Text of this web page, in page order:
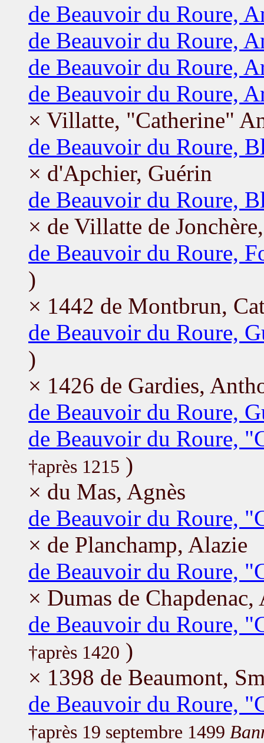
de Beauvoir du Roure,
de Beauvoir du Roure,
de Beauvoir du Roure,
de Beauvoir du Roure,
× Villatte, "Catherine"
de Beauvoir du Roure,
× d'Apchier, Guérin
de Beauvoir du Roure,
× de Villatte de
de Beauvoir du Roure,
)
× 1442 de Montbrun,
de Beauvoir du Roure,
)
× 1426 de Gardies,
de Beauvoir du Roure,
de Beauvoir du Roure,
†après 1215 )
× du Mas, Agnès
de Beauvoir du Roure,
× de Planchamp, Alazie
de Beauvoir du Roure,
× Dumas de
de Beauvoir du Roure,
†après 1420 )
× 1398 de Beaumont,
de Beauvoir du Roure,
†après 19 septembre 1499